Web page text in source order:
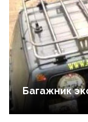
Багажник